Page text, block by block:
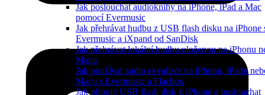
Jak poslouchat audioknihy na iPhone, iPad a Mac
pomocí Evermusic
Jak přehrávat hudbu z USB flash disku na iPhone
Evermusic a iXpand od SanDisk
Jak přehrávat lokální hudbu uloženou na iPhonu
Macu
Jak používat audio ekvalizér na iPhonu, iPadu
Macu s Evermusic a Flacbox
Jak připojit USB flash disk k iPhone a poslouchat